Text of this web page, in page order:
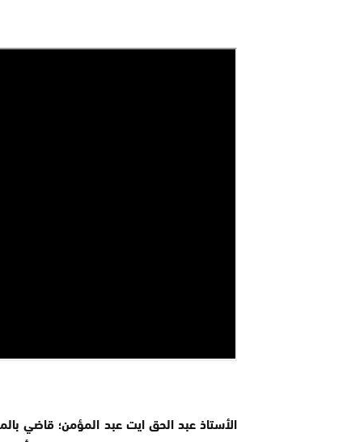
الأستاذ عبد الحق ايت عبد المؤمن؛ قاضي